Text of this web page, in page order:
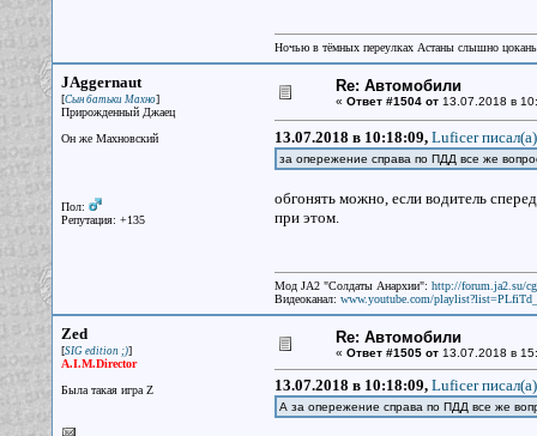
Ночью в тёмных переулках Астаны слышно
JAggernaut
[Сын батьки Махно]
Прирожденный Джаец
Он же Махновский
Пол:
Репутация: +135
Re: Автомобили
« Ответ #1504 от13.07.2018 в
13.07.2018 в 10:18:09, Luficer писал(a)
за опережение справа по ПДД все же
обгонять можно, если водитель
при этом.
Мод JA2 "Солдаты Анархии": http://forum.ja2.su/
Видеоканал: www.youtube.com/
Zed
[SIG edition ;)]
A.I.M.Director
Была такая игра Z
Re: Автомобили
« Ответ #1505 от13.07.2018 в
13.07.2018 в 10:18:09, Luficer писал(a)
А за опережение справа по ПДД все же